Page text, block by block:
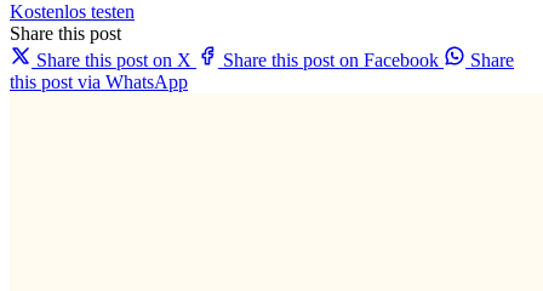
Kostenlos testen
Share this post
Share this post on X
Share this post on Facebook
Share
this post via WhatsApp